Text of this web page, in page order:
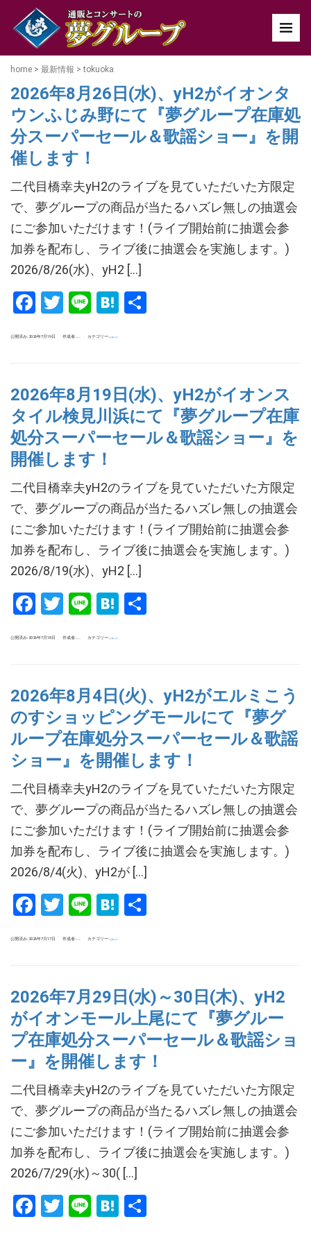
home > 最新情報 >tokuoka
2026年8月26日(水)、yH2がイオンタ
ウンふじみ野にて『夢グループ在庫処
分スーパーセール＆歌謡ショー』を開
催します！
二代目橋幸夫yH2のライブを見ていただいた方限定
で、夢グループの商品が当たるハズレ無しの抽選会
にご参加いただけます！(ライブ開始前に抽選会参
加券を配布し、ライブ後に抽選会を実施します。)
2026/8/26(水)、yH2 […]
Facebook
Twitter
LineHatena
公開済み: 2026年7月19日 作成者: カテゴリー: お知らせ
2026年8月19日(水)、yH2がイオンス
タイル検見川浜にて『夢グループ在庫
処分スーパーセール＆歌謡ショー』を
開催します！
二代目橋幸夫yH2のライブを見ていただいた方限定
で、夢グループの商品が当たるハズレ無しの抽選会
にご参加いただけます！(ライブ開始前に抽選会参
加券を配布し、ライブ後に抽選会を実施します。)
2026/8/19(水)、yH2 […]
Facebook
Twitter
LineHatena
公開済み: 2026年7月18日 作成者: カテゴリー: お知らせ
2026年8月4日(火)、yH2がエルミこう
のすショッピングモールにて『夢グ
ループ在庫処分スーパーセール＆歌謡
ショー』を開催します！
二代目橋幸夫yH2のライブを見ていただいた方限定
で、夢グループの商品が当たるハズレ無しの抽選会
にご参加いただけます！(ライブ開始前に抽選会参
加券を配布し、ライブ後に抽選会を実施します。)
2026/8/4(火)、yH2が […]
Facebook
Twitter
LineHatena
公開済み: 2026年7月17日 作成者: カテゴリー: お知らせ
2026年7月29日(水)～30日(木)、yH2
がイオンモール上尾にて『夢グルー
プ在庫処分スーパーセール＆歌謡ショ
ー』を開催します！
二代目橋幸夫yH2のライブを見ていただいた方限定
で、夢グループの商品が当たるハズレ無しの抽選会
にご参加いただけます！(ライブ開始前に抽選会参
加券を配布し、ライブ後に抽選会を実施します。)
2026/7/29(水)～30( […]
Facebook
Twitter
LineHatena